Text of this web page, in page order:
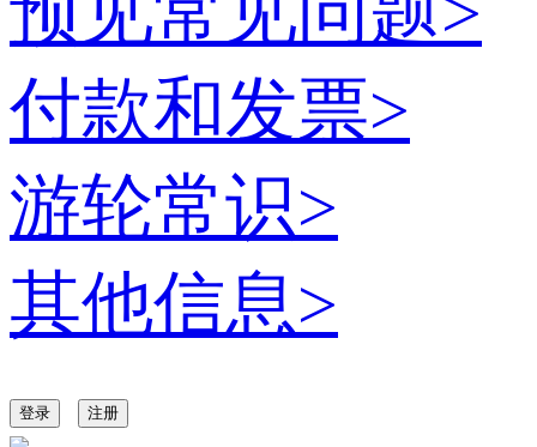
付款和发票>
游轮常识>
其他信息>
登录 注册